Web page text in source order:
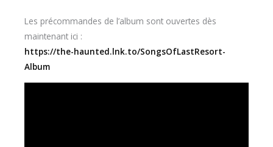
Les précommandes de l’album sont ouvertes dès
maintenant ici :
https://the-haunted.lnk.to/SongsOfLastResort-
Album